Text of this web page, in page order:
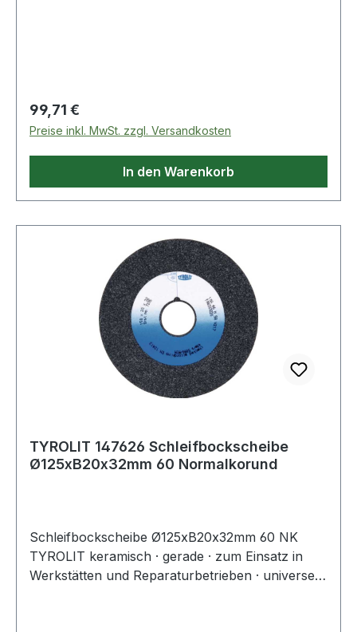
Regulärer Preis:
99,71 €
Preise inkl. MwSt. zzgl. Versandkosten
In den Warenkorb
TYROLIT 147626 Schleifbockscheibe
Ø125xB20x32mm 60 Normalkorund
Schleifbockscheibe Ø125xB20x32mm 60 NK
TYROLIT keramisch · gerade · zum Einsatz in
Werkstätten und Reparaturbetrieben · universell